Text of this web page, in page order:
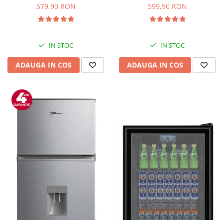
579,90 RON
IN STOC
ADAUGA IN COS
Compartiment gheata, H 85
cm, Alb
599,90 RON
IN STOC
ADAUGA IN COS